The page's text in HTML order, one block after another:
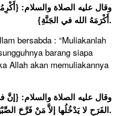
وقال عليه الصلاة والسلام:
أَكْرَمَهُ الله في الجَنَّةِ}.
bersabda : “Muliakanlah
barang siapa
Allah akan memuliakannya
وقال عليه الصلاة والسلام: {إنَّ
الفَرَحِ لا يَدْخُلُها إلاَّ مَنْ فَرَّحَ الصِّبْيَانَ}.